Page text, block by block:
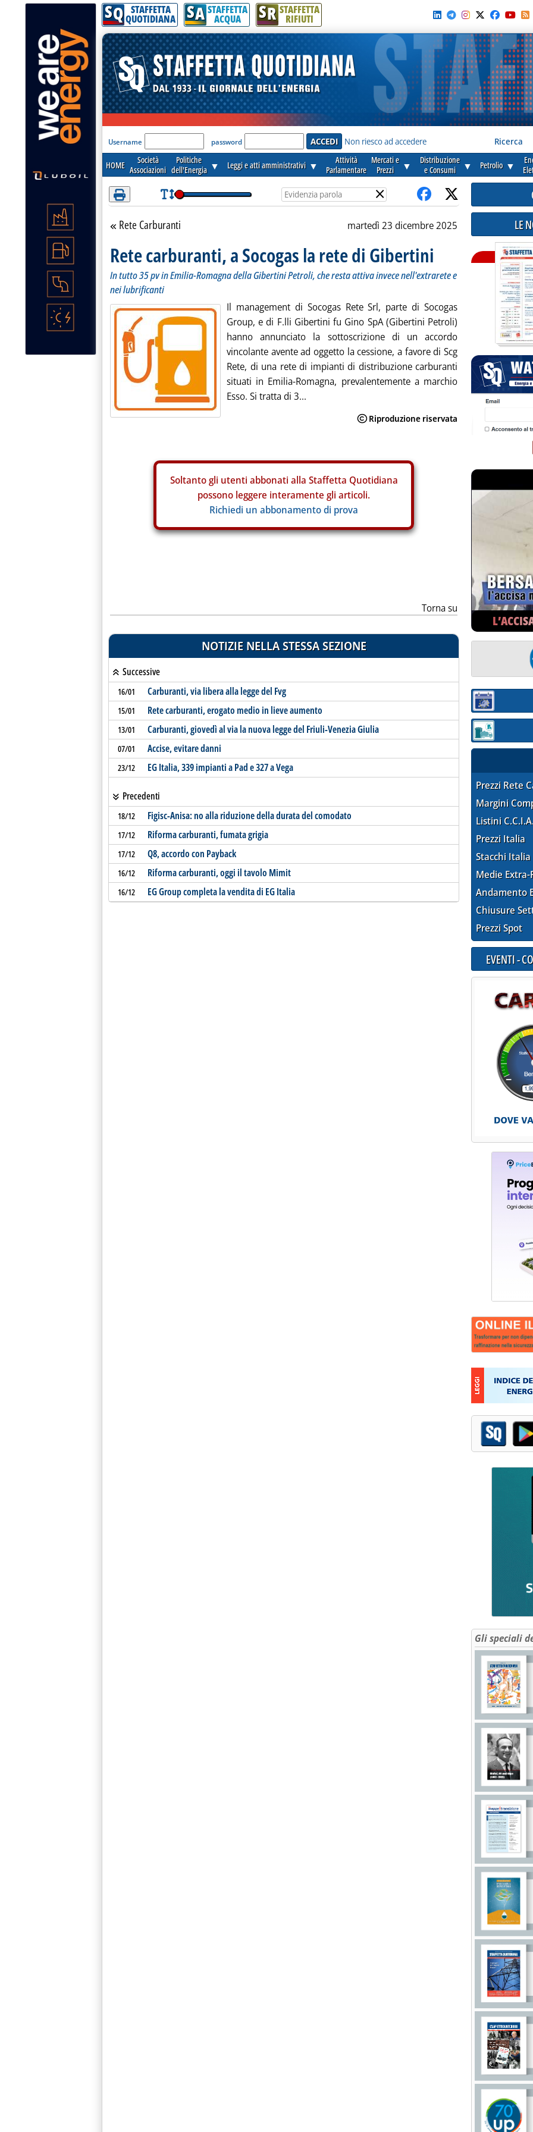
Attenzione! Esegui l'accesso per lèggere interamente la notizia.
SQ STAFFETTA
QUOTIDIANA SA STAFFETTA
ACQUA SR STAFFETTA
RIFIUTI
'Modulo Login per accedere'
Username password Non riesco ad accedere Ricerca
HOME
Società
Associazioni
Politiche
dell'Energia ▼ Leggi e atti amministrativi ▼
Attività
Parlamentare
Mercati e
Prezzi
▼
Distribuzione
e Consumi
▼ Petrolio ▼
×
Torna alla sezione
Rete Carburanti martedì 23 dicembre 2025
Rete carburanti, a Socogas la rete di Gibertini
In tutto 35 pv in Emilia-Romagna della Gibertini Petroli, che resta attiva invece nell'extrarete e
nei lubrificanti
Il management di Socogas Rete Srl, parte di Socogas
Group, e di F.lli Gibertini fu Gino SpA (Gibertini Petroli)
hanno annunciato la sottoscrizione di un accordo
vincolante avente ad oggetto la cessione, a favore di Scg
Rete, di una rete di impianti di distribuzione carburanti
situati in Emilia-Romagna, prevalentemente a marchio
Esso. Si tratta di 3...
Soltanto gli utenti abbonati alla Staffetta Quotidiana
possono leggere interamente gli articoli.
Richiedi un abbonamento di prova
Torna su
NOTIZIE NELLA STESSA SEZIONE
Successive
16/01 Carburanti, via libera alla legge del Fvg
15/01 Rete carburanti, erogato medio in lieve aumento
13/01 Carburanti, giovedì al via la nuova legge del Friuli-Venezia Giulia
07/01 Accise, evitare danni
23/12 EG Italia, 339 impianti a Pad e 327 a Vega
Precedenti
18/12 Figisc-Anisa: no alla riduzione della durata del comodato
17/12 Riforma carburanti, fumata grigia
17/12 Q8, accordo con Payback
16/12 Riforma carburanti, oggi il tavolo Mimit
16/12 EG Group completa la vendita di EG Italia
LE
Sezione:
Sezione:
Prezzi Rete
Margini
Listini
Prezzi Italia
Stacchi Italia
Medie Extra-
Andamento
Chiusure
Prezzi Spot
EVENTI -
Gli speciali